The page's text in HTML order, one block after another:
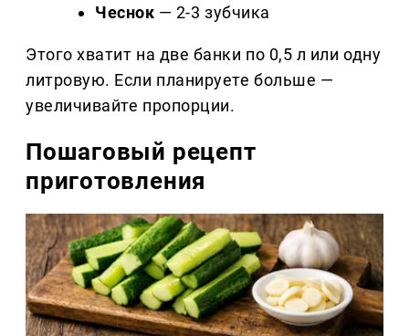
Чеснок — 2-3 зубчика
Этого хватит на две банки по 0,5 л или одну
литровую. Если планируете больше —
увеличивайте пропорции.
Пошаговый рецепт
приготовления